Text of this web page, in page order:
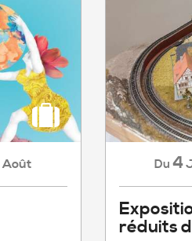
Août Du 4
réduits